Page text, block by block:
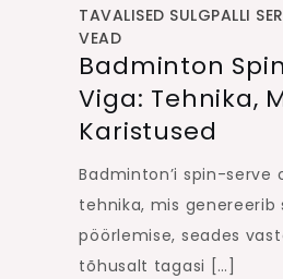
TAVALISED SULGPALLI
VEAD
Badminton
Viga: Tehnika,
Karistused
Badminton’i spin-serve
tehnika, mis genereerib
pöörlemise, seades
tõhusalt tagasi […]